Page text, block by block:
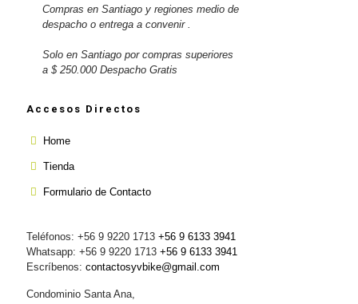
Compras en Santiago y regiones medio de
despacho o entrega a convenir .
Solo en Santiago por compras superiores
a $ 250.000 Despacho Gratis
Accesos Directos
Home
Tienda
Formulario de Contacto
Teléfonos: +56 9 9220 1713 +56 9 6133 3941
Whatsapp: +56 9 9220 1713 +56 9 6133 3941
Escríbenos: contactosyvbike@gmail.com
Condominio Santa Ana,